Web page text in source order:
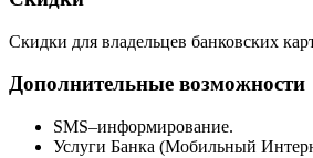
Скидки для владельцев банковских
Дополнительные возможности
SMS–информирование.
Услуги Банка (Мобильный